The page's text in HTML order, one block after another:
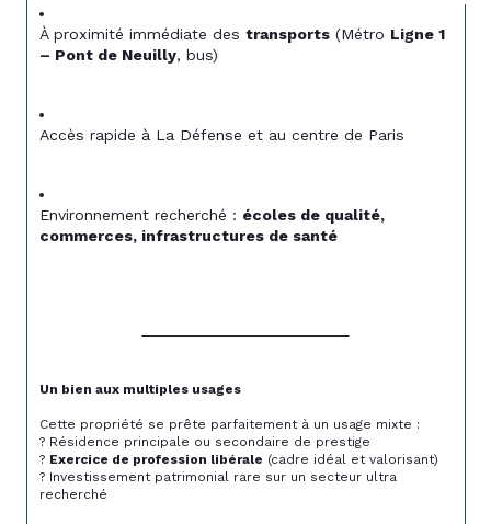
À proximité immédiate des transports (Métro Ligne 1
– Pont de Neuilly, bus)
Accès rapide à La Défense et au centre de Paris
Environnement recherché : écoles de qualité,
commerces, infrastructures de santé
Un bien aux multiples usages
Cette propriété se prête parfaitement à un usage mixte :
? Résidence principale ou secondaire de prestige
? Exercice de profession libérale (cadre idéal et valorisant)
? Investissement patrimonial rare sur un secteur ultra
recherché